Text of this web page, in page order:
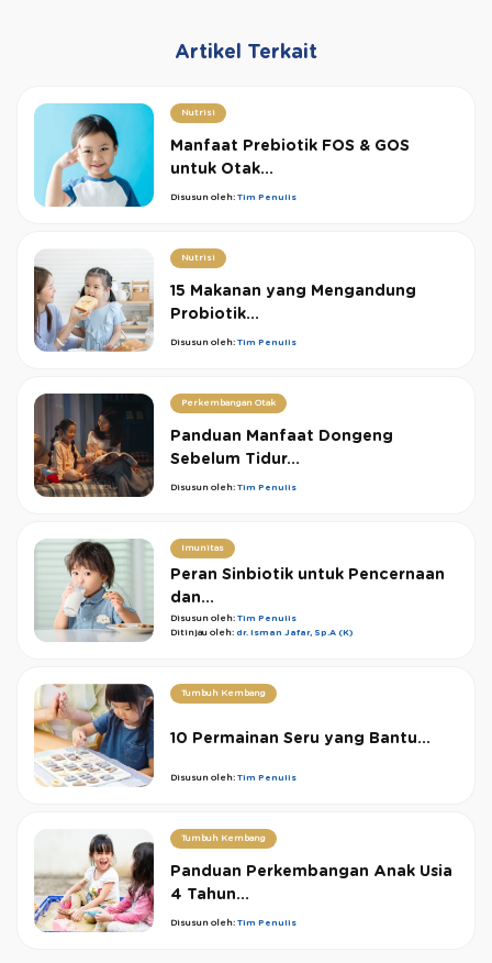
Artikel Terkait
Nutrisi
Manfaat Prebiotik FOS & GOS
untuk Otak...
Disusun oleh: Tim Penulis
Nutrisi
15 Makanan yang Mengandung
Probiotik...
Disusun oleh: Tim Penulis
Perkembangan Otak
Panduan Manfaat Dongeng
Sebelum Tidur...
Disusun oleh: Tim Penulis
Imunitas
Peran Sinbiotik untuk Pencernaan
dan...
Disusun oleh: Tim Penulis
Ditinjau oleh: dr. Isman Jafar, Sp.A (K)
Tumbuh Kembang
10 Permainan Seru yang Bantu...
Disusun oleh: Tim Penulis
Tumbuh Kembang
Panduan Perkembangan Anak Usia
4 Tahun...
Disusun oleh: Tim Penulis